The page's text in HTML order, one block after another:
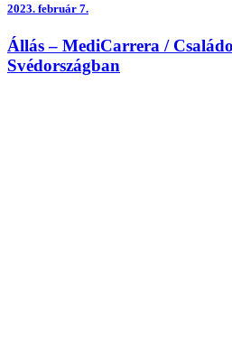
2023. február 7.
Állás – MediCarrera /
Svédországban